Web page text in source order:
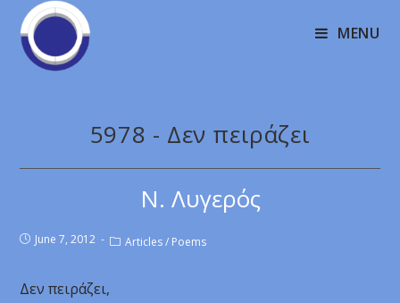
MENU
5978 - Δεν πειράζει
Ν. Λυγερός
June 7, 2012 Articles / Poems
Δεν πειράζει,